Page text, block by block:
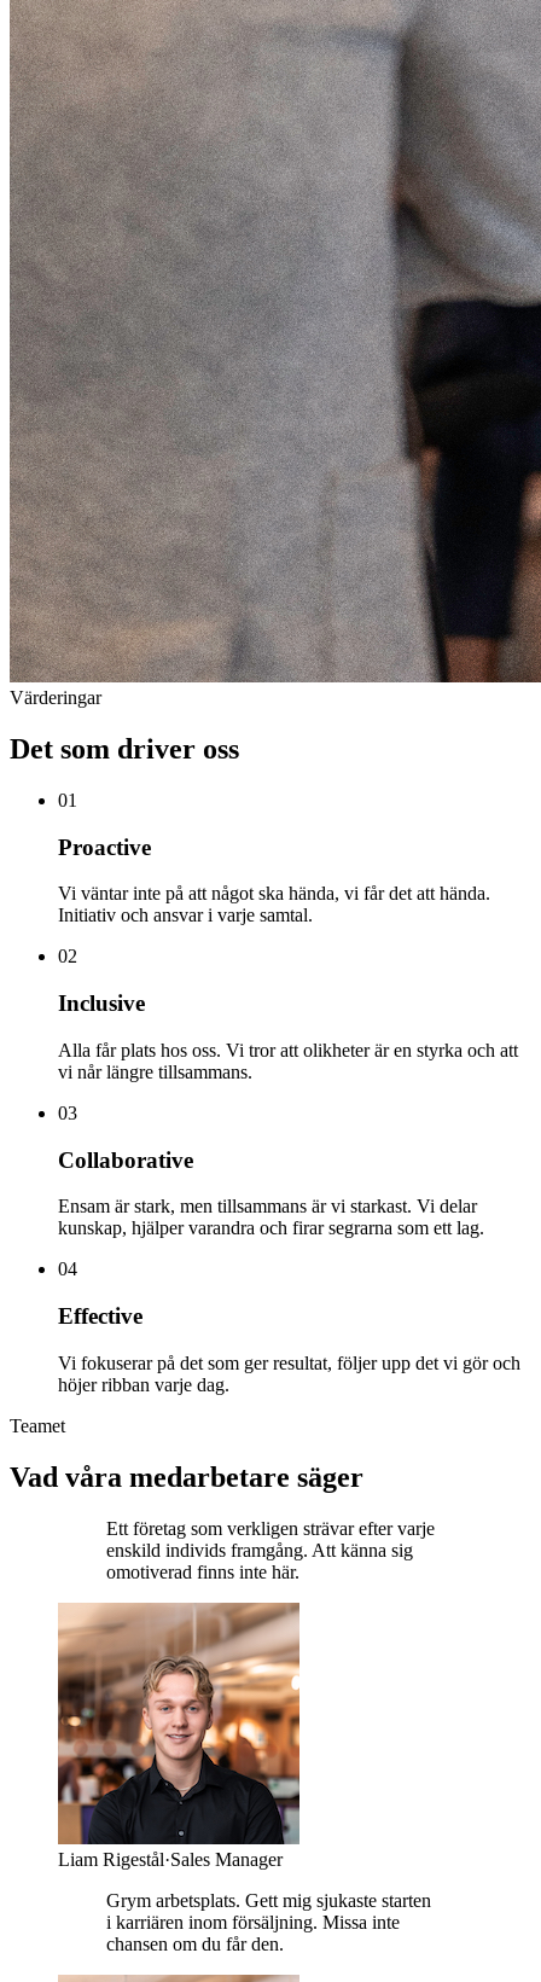
Värderingar
Det som driver oss
01
Proactive
Vi väntar inte på att något ska hända, vi får det att hända.
Initiativ och ansvar i varje samtal.
02
Inclusive
Alla får plats hos oss. Vi tror att olikheter är en styrka och att
vi når längre tillsammans.
03
Collaborative
Ensam är stark, men tillsammans är vi starkast. Vi delar
kunskap, hjälper varandra och firar segrarna som ett lag.
04
Effective
Vi fokuserar på det som ger resultat, följer upp det vi gör och
höjer ribban varje dag.
Teamet
Vad våra medarbetare säger
Ett företag som verkligen strävar efter varje
enskild individs framgång. Att känna sig
omotiverad finns inte här.
Liam Rigestål·Sales Manager
Grym arbetsplats. Gett mig sjukaste starten
i karriären inom försäljning. Missa inte
chansen om du får den.